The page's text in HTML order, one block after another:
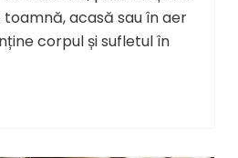
acasă sau în aer
corpul și sufletul în